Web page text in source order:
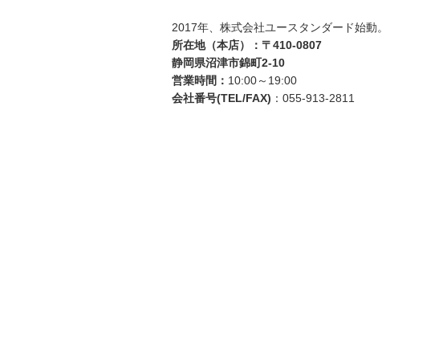
ョ
ン
2017年、株式会社ユースタンダード始動。
所在地（本店）：〒410-0807
静岡県沼津市錦町2-10
営業時間： 10:00～19:00
会社番号(TEL/FAX) ：055-913-2811